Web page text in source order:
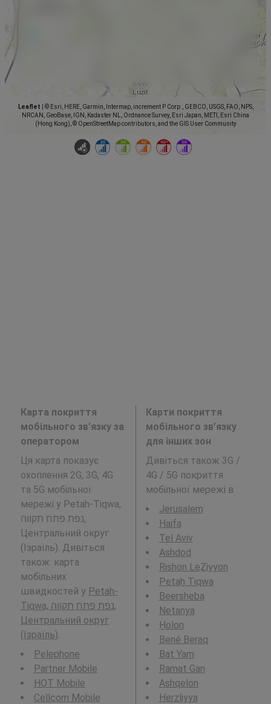
Leaflet
© Esri, HERE, Garmin, Intermap, increment P Corp., GEBCO, USGS, FAO, NPS,
NRCAN, GeoBase, IGN, Kadaster NL, Ordnance Survey, Esri Japan, METI, Esri China
(Hong Kong), © OpenStreetMap contributors, and the GIS User Community
Карта покриття
мобільного зв’язку за
оператором
Ця карта показує
охоплення 2G, 3G, 4G
та 5G мобільної
мережі у Petah-Tiqwa,
נפת פתח תקווה,
Центральний округ
(Ізраїль). Дивіться
також: карта
мобільних
швидкостей у Petah-
Tiqwa, נפת פתח תקווה,
Центральний округ
(Ізраїль)
Pelephone
Partner Mobile
HOT Mobile
Cellcom Mobile
Карти покриття
мобільного зв’язку
для інших зон
Дивіться також 3G /
4G / 5G покриття
мобільної мережі в :
Jerusalem
Haifa
Tel Aviv
Ashdod
Rishon LeẔiyyon
Petaẖ Tiqwa
Beersheba
Netanya
H̱olon
Bené Beraq
Bat Yam
Ramat Gan
Ashqelon
Herzliyya